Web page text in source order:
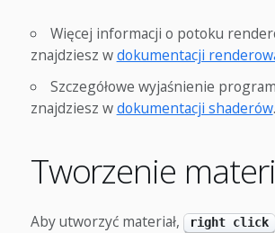
Więcej informacji o potoku
znajdziesz wdokumentacji
Szczegółowe wyjaśnienie
znajdziesz wdokumentacji shaderów.
Tworzenie
Aby utworzyć materiał, right click